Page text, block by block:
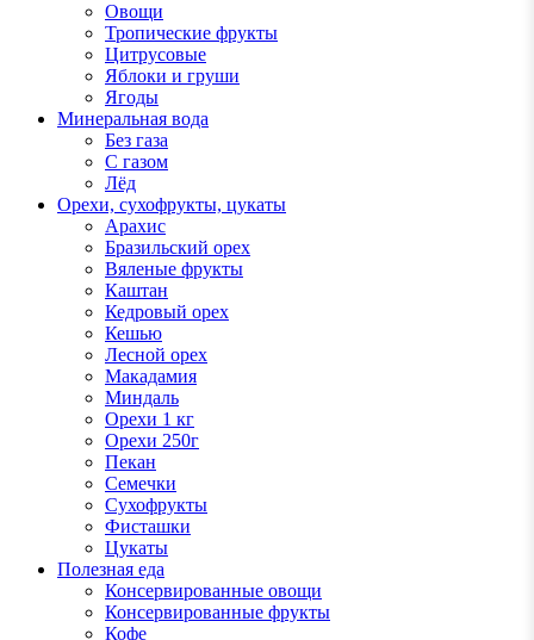
Овощи
Тропические фрукты
Цитрусовые
Яблоки и груши
Ягоды
Минеральная вода
Без газа
С газом
Лёд
Орехи, сухофрукты, цукаты
Арахис
Бразильский орех
Вяленые фрукты
Каштан
Кедровый орех
Кешью
Лесной орех
Макадамия
Миндаль
Орехи 1 кг
Орехи 250г
Пекан
Семечки
Сухофрукты
Фисташки
Цукаты
Полезная еда
Консервированные овощи
Консервированные фрукты
Кофе